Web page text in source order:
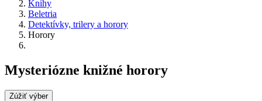
Knihy
Beletria
Detektívky, trilery a horory
Horory
Mysteriózne knižné horory
Zúžiť výber